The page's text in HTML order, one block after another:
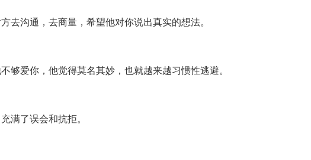
沟通，去商量，希望他对你说出真实的想法。
爱你，他觉得莫名其妙，也就越来越习惯性逃避。
满了误会和抗拒。